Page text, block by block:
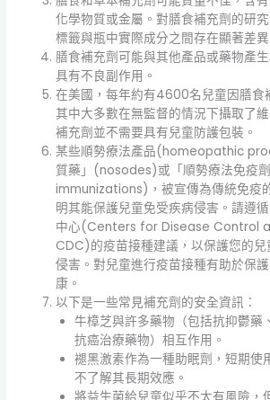
化學物質或金屬。對膳食補充劑的研
標籤與瓶中實際成分之間存在顯著差異
膳食補充劑可能與其他產品或藥物產
具有不良副作用。
在美國，每年約有4600名兒童因膳食
其中大多數在無監督的情況下攝取了
補充劑並不需要具有兒童防護包裝。
某些順勢療法產品(homeopathic
質藥」(nosodes)或「順勢療法免疫
immunizations)，被宣傳為傳統免疫
明其能保護兒童免受疾病侵害。請遵
中心(Centers for Disease Control
CDC)的疫苗接種建議，以保護您的
侵害。對兒童進行疫苗接種有助於保
康。
以下是一些常見補充劑的安全資訊：
牛樟芝與許多藥物（包括抗抑鬱藥
抗癌治療藥物）相互作用。
褪黑激素作為一種助眠劑，短期使
不了解其長期效應。